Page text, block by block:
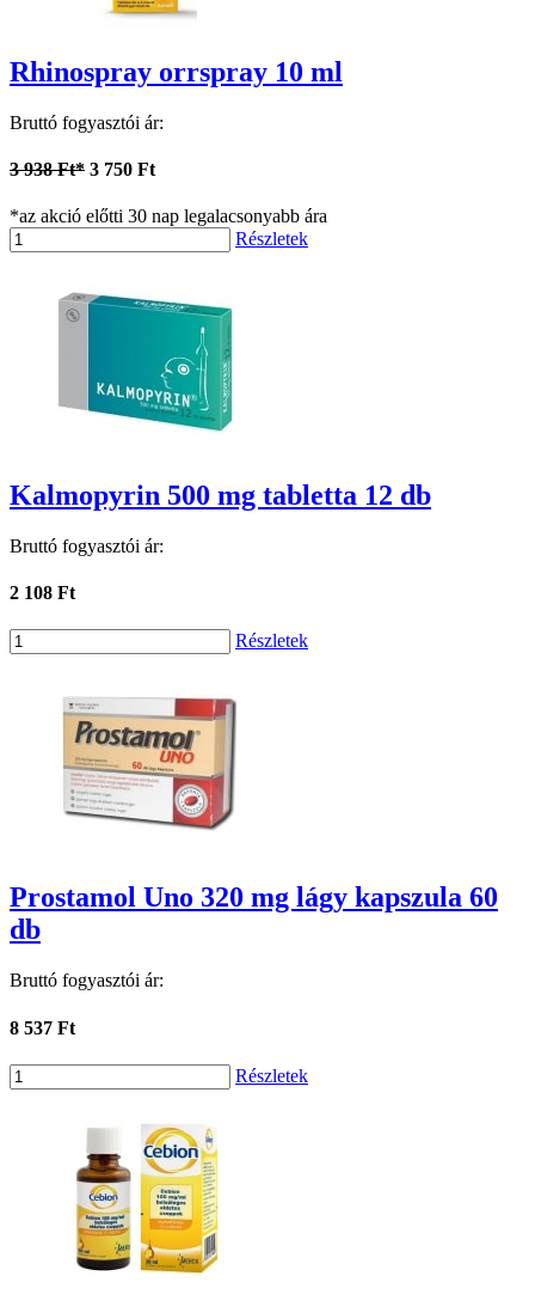
Rhinospray orrspray 10 ml
Bruttó fogyasztói ár:
3 938 Ft* 3 750 Ft
*az akció előtti 30 nap legalacsonyabb ára
Részletek
Kalmopyrin 500 mg tabletta 12 db
Bruttó fogyasztói ár:
2 108 Ft
Részletek
Prostamol Uno 320 mg lágy kapszula 60
db
Bruttó fogyasztói ár:
8 537 Ft
Részletek